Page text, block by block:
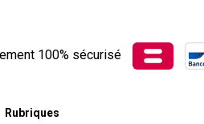
100% sécurisé
Rubriques